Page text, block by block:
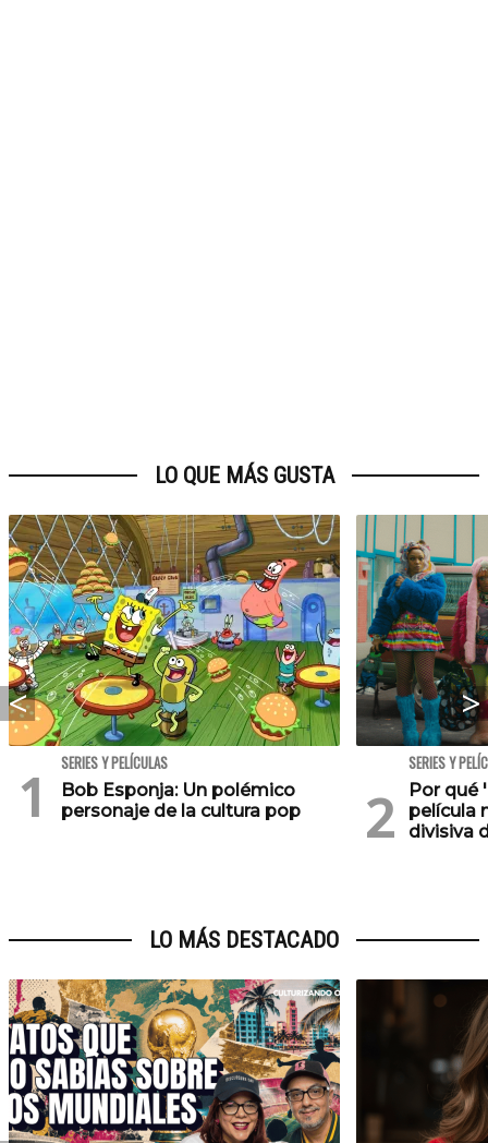
LO QUE MÁS GUSTA
SERIES Y PELÍCULAS
Bob Esponja: Un polémico
personaje de la cultura pop
SERIES Y
Por qué
película
divisiva
LO MÁS DESTACADO